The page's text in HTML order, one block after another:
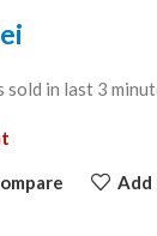
sold in last 3
Add